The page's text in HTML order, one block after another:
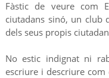
Fàstic de veure com
ciutadans sinó, un club
dels seus propis
No estic indignat ni
escriure i descriure